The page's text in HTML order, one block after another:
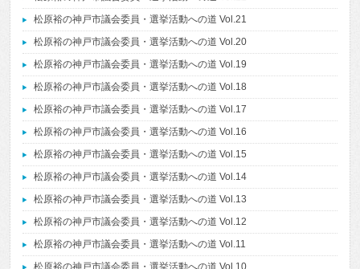
松原裕の神戸市議会委員・選挙活動への道 Vol.21
松原裕の神戸市議会委員・選挙活動への道 Vol.20
松原裕の神戸市議会委員・選挙活動への道 Vol.19
松原裕の神戸市議会委員・選挙活動への道 Vol.18
松原裕の神戸市議会委員・選挙活動への道 Vol.17
松原裕の神戸市議会委員・選挙活動への道 Vol.16
松原裕の神戸市議会委員・選挙活動への道 Vol.15
松原裕の神戸市議会委員・選挙活動への道 Vol.14
松原裕の神戸市議会委員・選挙活動への道 Vol.13
松原裕の神戸市議会委員・選挙活動への道 Vol.12
松原裕の神戸市議会委員・選挙活動への道 Vol.11
松原裕の神戸市議会委員・選挙活動への道 Vol.10